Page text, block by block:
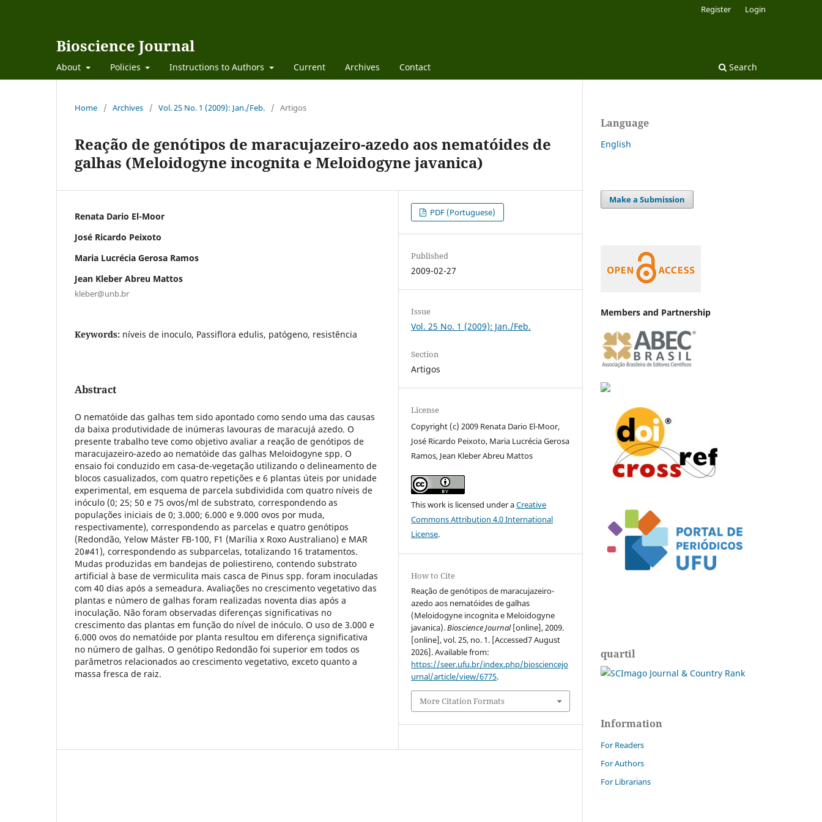
Bioscience Journal
About Policies Instructions to Authors Current Archives Contact Search
Register Login
Home / Archives / Vol. 25 No. 1 (2009): Jan./Feb. / Artigos
Reação de genótipos de maracujazeiro-azedo aos nematóides de
galhas (Meloidogyne incognita e Meloidogyne javanica)
Renata Dario El-Moor
José Ricardo Peixoto
Maria Lucrécia Gerosa Ramos
Jean Kleber Abreu Mattos
kleber@unb.br
Keywords: níveis de inoculo, Passiflora edulis, patógeno, resistência
Abstract
O nematóide das galhas tem sido apontado como sendo uma das causas
da baixa produtividade de inúmeras lavouras de maracujá azedo. O
presente trabalho teve como objetivo avaliar a reação de genótipos de
maracujazeiro-azedo ao nematóide das galhas Meloidogyne spp. O
ensaio foi conduzido em casa-de-vegetação utilizando o delineamento de
blocos casualizados, com quatro repetições e 6 plantas úteis por unidade
experimental, em esquema de parcela subdividida com quatro níveis de
inóculo (0; 25; 50 e 75 ovos/ml de substrato, correspondendo as
populações iniciais de 0; 3.000; 6.000 e 9.000 ovos por muda,
respectivamente), correspondendo as parcelas e quatro genótipos
(Redondão, Yelow Máster FB-100, F1 (Marília x Roxo Australiano) e MAR
20#41), correspondendo as subparcelas, totalizando 16 tratamentos.
Mudas produzidas em bandejas de poliestireno, contendo substrato
artificial à base de vermiculita mais casca de Pinus spp. foram inoculadas
com 40 dias após a semeadura. Avaliações no crescimento vegetativo das
plantas e número de galhas foram realizadas noventa dias após a
inoculação. Não foram observadas diferenças significativas no
crescimento das plantas em função do nível de inóculo. O uso de 3.000 e
6.000 ovos do nematóide por planta resultou em diferença significativa
no número de galhas. O genótipo Redondão foi superior em todos os
parâmetros relacionados ao crescimento vegetativo, exceto quanto a
massa fresca de raiz.
PDF (Portuguese)
Published
2009-02-27
Issue
Vol. 25 No. 1 (2009): Jan./Feb.
Section
Artigos
License
Copyright (c) 2009 Renata Dario El-Moor,
José Ricardo Peixoto, Maria Lucrécia Gerosa
Ramos, Jean Kleber Abreu Mattos
This work is licensed under aCreative
Commons Attribution 4.0 International
License.
How to Cite
Reação de genótipos de maracujazeiro-
azedo aos nematóides de galhas
(Meloidogyne incognita e Meloidogyne
javanica).Bioscience Journal[online], 2009.
[online], vol. 25, no. 1. [Accessed7 August
2026]. Available from:
https://seer.ufu.br/index.php/biosciencejo
urnal/article/view/6775.
More Citation Formats
Language
English
Make a Submission
Members and Partnership
quartil
Information
For Readers
For Authors
For Librarians